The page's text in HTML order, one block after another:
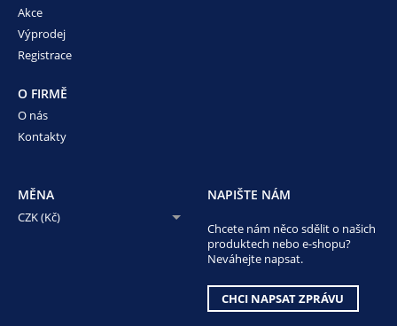
Akce
Výprodej
Registrace
O FIRMĚ
O nás
Kontakty
MĚNA
CZK (Kč)
NAPIŠTE NÁM
Chcete nám něco sdělit o našich
produktech nebo e-shopu?
Neváhejte napsat.
CHCI NAPSAT ZPRÁVU